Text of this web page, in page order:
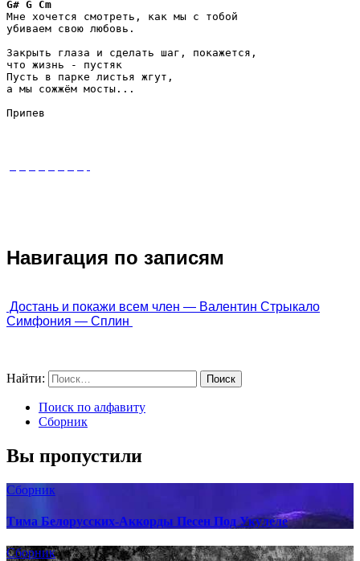
G# G Cm
Мне хочется смотреть, как мы с тобой
убиваем свою любовь.
Закрыть глаза и сделать шаг, покажется,
что жизнь - пустяк
Пусть в парке листья жгут,
а мы сожжём мосты...
Припев
Навигация по записям
Достань и покажи всем член — Валентин Стрыкало
Симфония — Сплин
Найти:
Поиск по алфавиту
Сборник
Вы пропустили
Сборник
Тима Белорусских-Аккорды Песен Под Укулеле
Сборник